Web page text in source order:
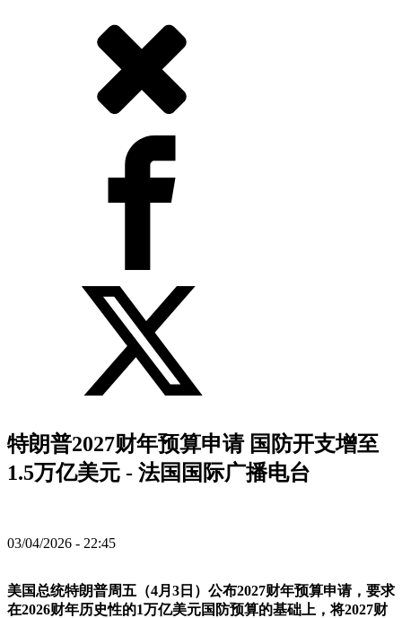
特朗普2027财年预算申请 国防开支增至
1.5万亿美元 - 法国国际广播电台
03/04/2026 - 22:45
美国总统特朗普周五（4月3日）公布2027财年预算申请，要求
在2026财年历史性的1万亿美元国防预算的基础上，将2027财